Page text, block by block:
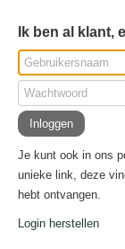
Ik ben al klant,
Je kunt ook in ons
unieke link, deze
hebt ontvangen.
Login herstellen